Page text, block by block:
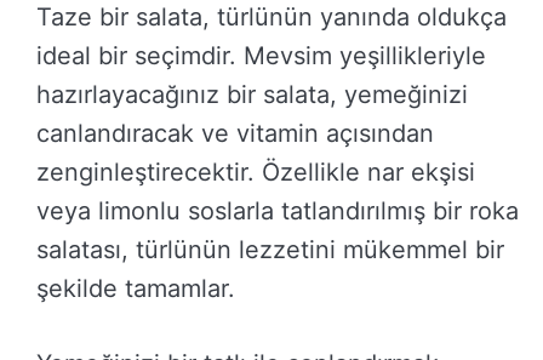
Taze bir salata, türlünün yanında oldukça
ideal bir seçimdir. Mevsim yeşillikleriyle
hazırlayacağınız bir salata, yemeğinizi
canlandıracak ve vitamin açısından
zenginleştirecektir. Özellikle nar ekşisi
veya limonlu soslarla tatlandırılmış bir roka
salatası, türlünün lezzetini mükemmel bir
şekilde tamamlar.